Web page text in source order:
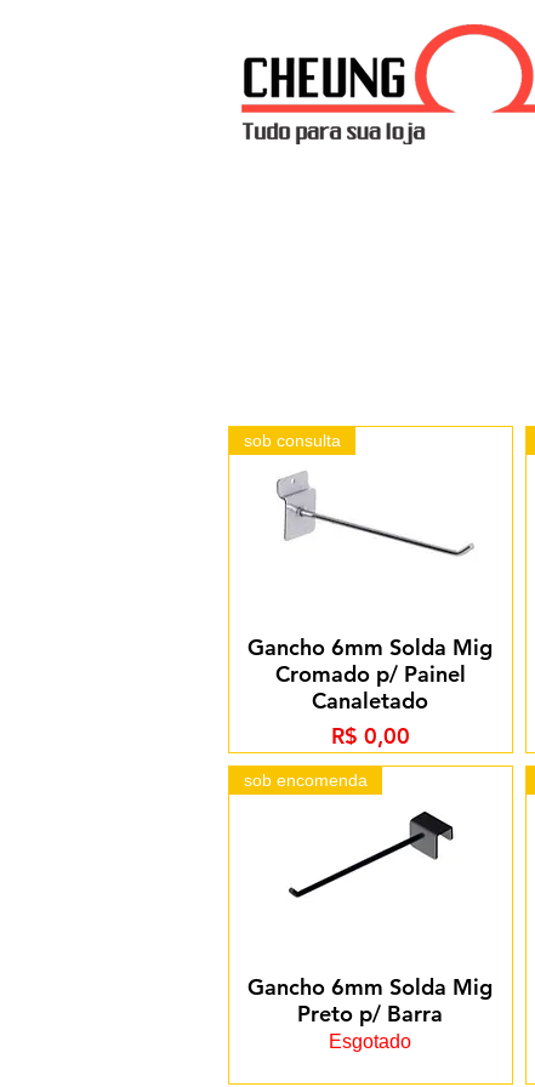
sob consulta
Gancho 6mm Solda Mig
Cromado p/ Painel
Canaletado
Preço
R$ 0,00
sob encomenda
Gancho 6mm Solda Mig
Preto p/ Barra
Esgotado